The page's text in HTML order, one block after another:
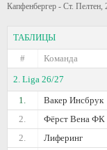
Капфенбергер - Ст. Пелтен,
ТАБЛИЦЫ
#
Команда
2. Liga 26/27
1.
Вакер Инсбрук
2.
Фёрст Вена ФК
2.
Лиферинг